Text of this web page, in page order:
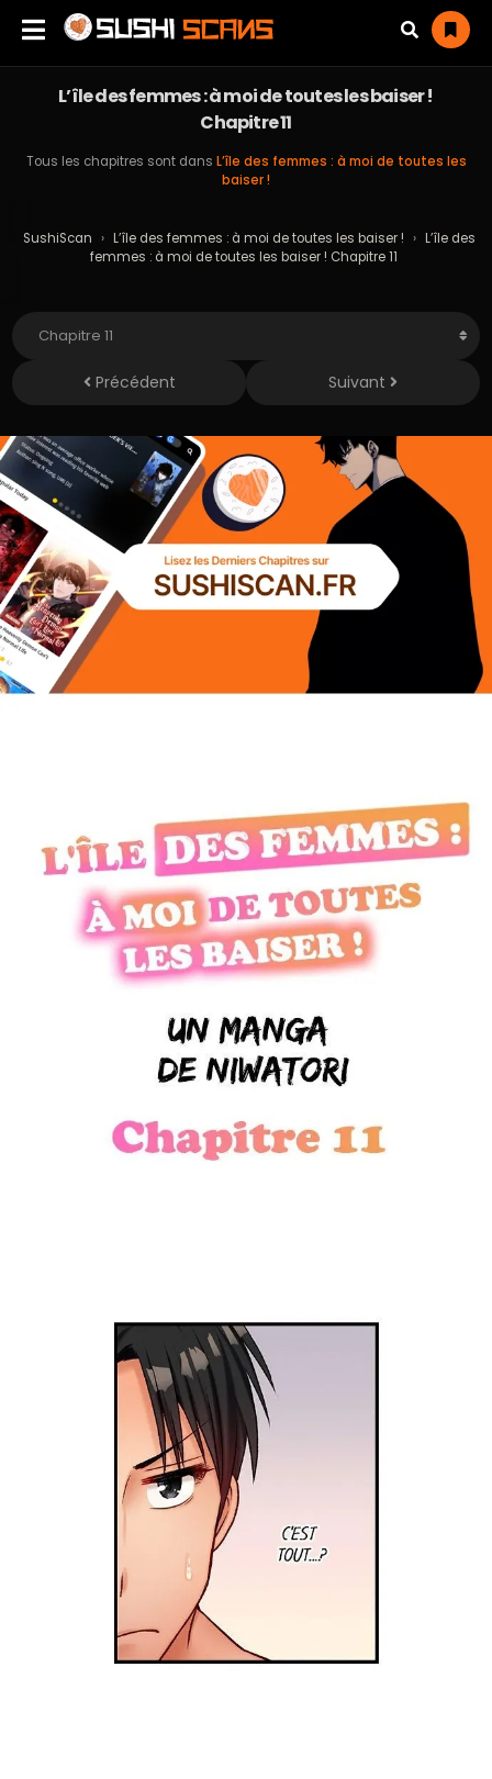
L’île des femmes : à moi de toutes les baiser !
Chapitre 11
Tous les chapitres sont dans L’île des femmes : à moi de toutes les
baiser !
SushiScan › L’île des femmes : à moi de toutes les baiser ! › L’île des
femmes : à moi de toutes les baiser ! Chapitre 11
Précédent Suivant